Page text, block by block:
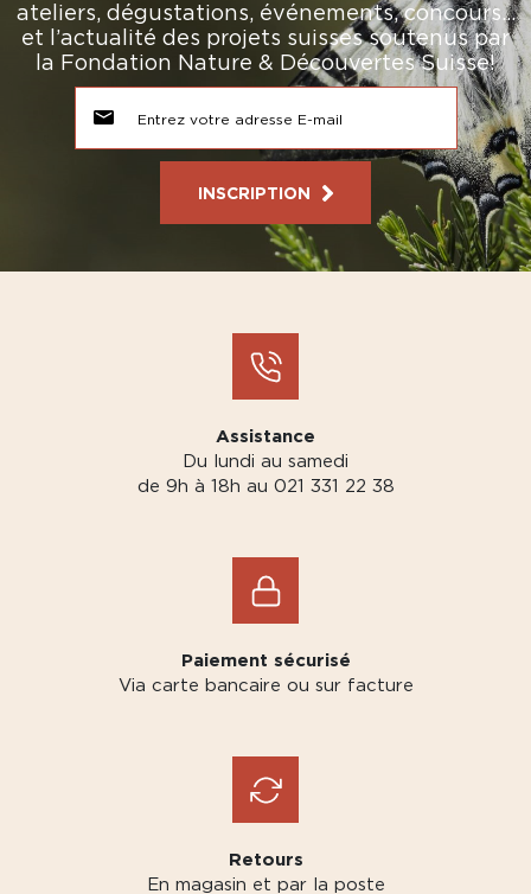
ateliers, dégustations, événements, concours…
et l’actualité des projets suisses soutenus par
la Fondation Nature & Découvertes Suisse!
INSCRIPTION
Assistance
Du lundi au samedi
de 9h à 18h au 021 331 22 38
Paiement sécurisé
Via carte bancaire ou sur facture
Retours
En magasin et par la poste